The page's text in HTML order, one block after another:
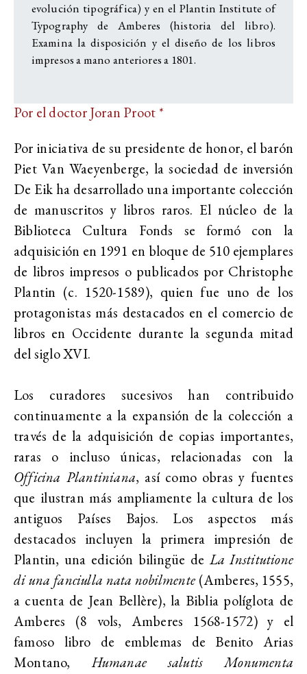
evolución tipográfica) y en el Plantin Institute of
Typography de Amberes (historia del libro).
Examina la disposición y el diseño de los libros
impresos a mano anteriores a 1801.
Por el doctor Joran Proot *
Por iniciativa de su presidente de honor, el barón
Piet Van Waeyenberge, la sociedad de inversión
De Eik ha desarrollado una importante colección
de manuscritos y libros raros. El núcleo de la
Biblioteca Cultura Fonds se formó con la
adquisición en 1991 en bloque de 510 ejemplares
de libros impresos o publicados por Christophe
Plantin (c. 1520-1589), quien fue uno de los
protagonistas más destacados en el comercio de
libros en Occidente durante la segunda mitad
del siglo XVI.
Los curadores sucesivos han contribuido
continuamente a la expansión de la colección a
través de la adquisición de copias importantes,
raras o incluso únicas, relacionadas con la
Officina Plantiniana, así como obras y fuentes
que ilustran más ampliamente la cultura de los
antiguos Países Bajos. Los aspectos más
destacados incluyen la primera impresión de
Plantin, una edición bilingüe deLa Institutione
di una fanciulla nata nobilmente (Amberes, 1555,
a cuenta de Jean Bellère), la Biblia políglota de
Amberes (8 vols, Amberes 1568-1572) y el
famoso libro de emblemas de Benito Arias
Montano,Humanae salutis Monumenta